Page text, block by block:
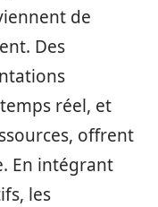
de
Des
réel, et
offrent
En intégrant
les